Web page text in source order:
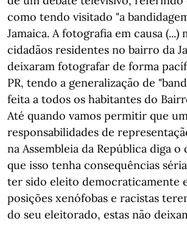
como tendo visitado "a
Jamaica. A fotografia em causa (...)
cidadãos residentes no bairro da
deixaram fotografar de forma
PR, tendo a generalização de
feita a todos os habitantes do
Até quando vamos permitir que
responsabilidades de
na Assembleia da República diga o
que isso tenha consequências
ter sido eleito democraticamente
posições xenófobas e racistas
do seu eleitorado, estas não